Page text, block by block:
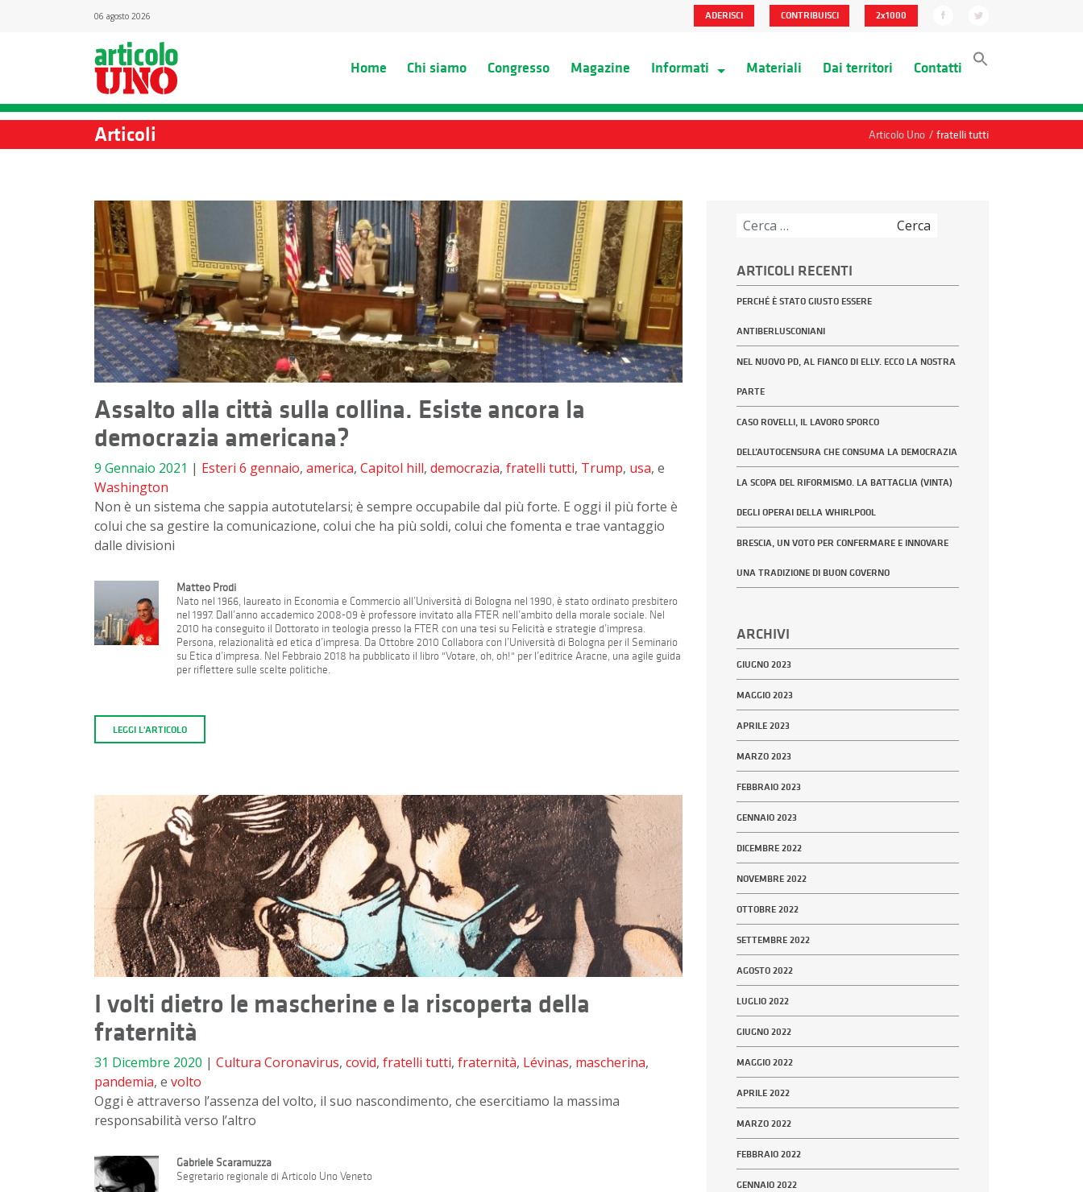
06 agosto 2026 ADERISCI CONTRIBUISCI 2x1000
Home Chi siamo Congresso Magazine Informati Materiali Dai territori Contatti
Articoli Articolo Uno / fratelli tutti
Assalto alla città sulla collina. Esiste ancora la
democrazia americana?
9 Gennaio 2021 | Esteri 6 gennaio, america, Capitol hill, democrazia, fratelli tutti, Trump, usa, e
Washington
Non è un sistema che sappia autotutelarsi; è sempre occupabile dal più forte. E oggi il più forte è
colui che sa gestire la comunicazione, colui che ha più soldi, colui che fomenta e trae vantaggio
dalle divisioni
Matteo Prodi
Nato nel 1966, laureato in Economia e Commercio all’Università di Bologna nel 1990, è stato ordinato presbitero
nel 1997. Dall’anno accademico 2008-09 è professore invitato alla FTER nell’ambito della morale sociale. Nel
2010 ha conseguito il Dottorato in teologia presso la FTER con una tesi su Felicità e strategie d’impresa.
Persona, relazionalità ed etica d’impresa. Da Ottobre 2010 Collabora con l’Università di Bologna per il Seminario
su Etica d’impresa. Nel Febbraio 2018 ha pubblicato il libro "Votare, oh, oh!" per l’editrice Aracne, una agile guida
per riflettere sulle scelte politiche.
LEGGI L'ARTICOLO
I volti dietro le mascherine e la riscoperta della
fraternità
31 Dicembre 2020 | Cultura Coronavirus, covid, fratelli tutti, fraternità, Lévinas, mascherina,
pandemia, e volto
Oggi è attraverso l’assenza del volto, il suo nascondimento, che esercitiamo la massima
responsabilità verso l’altro
Gabriele Scaramuzza
Segretario regionale di Articolo Uno Veneto
ARTICOLI RECENTI
PERCHÉ È STATO GIUSTO ESSERE
ANTIBERLUSCONIANI
NEL NUOVO PD, AL FIANCO DI ELLY. ECCO LA NOSTRA
PARTE
CASO ROVELLI, IL LAVORO SPORCO
DELL’AUTOCENSURA CHE CONSUMA LA DEMOCRAZIA
LA SCOPA DEL RIFORMISMO. LA BATTAGLIA (VINTA)
DEGLI OPERAI DELLA WHIRLPOOL
BRESCIA, UN VOTO PER CONFERMARE E INNOVARE
UNA TRADIZIONE DI BUON GOVERNO
ARCHIVI
GIUGNO 2023
MAGGIO 2023
APRILE 2023
MARZO 2023
FEBBRAIO 2023
GENNAIO 2023
DICEMBRE 2022
NOVEMBRE 2022
OTTOBRE 2022
SETTEMBRE 2022
AGOSTO 2022
LUGLIO 2022
GIUGNO 2022
MAGGIO 2022
APRILE 2022
MARZO 2022
FEBBRAIO 2022
GENNAIO 2022